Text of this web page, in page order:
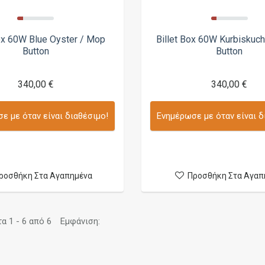
60W Blue Oyster / Mop
Button
340,00 €
με όταν είναι διαθέσιμο!
Στα Αγαπημένα
Billet Box 60W
Button
340,00 €
Ενημέρωσε με όταν είναι
Προσθήκη Στα
1 - 6 από 6 Εμφάνιση: